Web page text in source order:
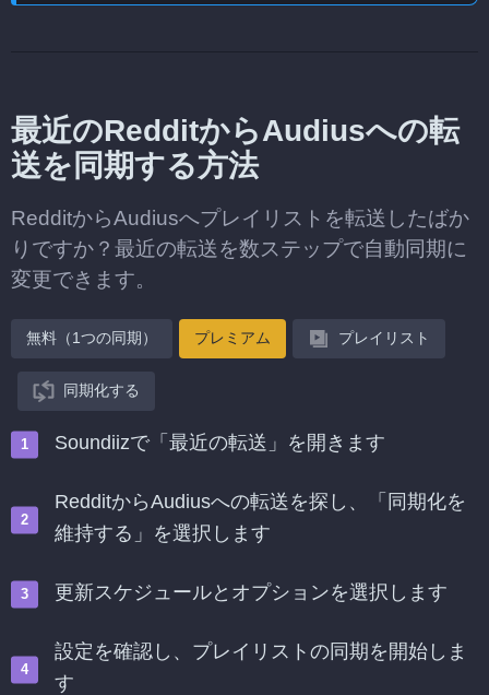
最近のRedditからAudiusへの転
送を同期する方法
RedditからAudiusへプレイリストを転送したばか
りですか？最近の転送を数ステップで自動同期に
変更できます。
無料（1つの同期） プレミアム プレイリスト
同期化する
Soundiizで「最近の転送」を開きます
RedditからAudiusへの転送を探し、「同期化を
維持する」を選択します
更新スケジュールとオプションを選択します
設定を確認し、プレイリストの同期を開始しま
す